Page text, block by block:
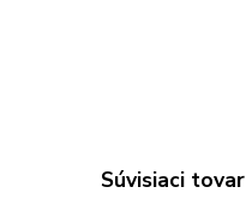
Súvisiaci tovar